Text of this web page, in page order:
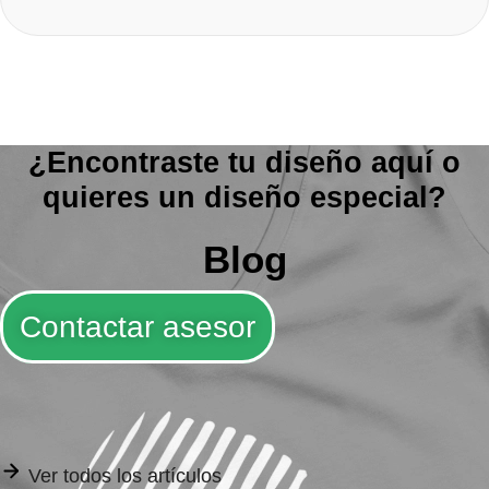
Seleccionar opciones
¿Encontraste tu diseño aquí o
quieres un diseño especial?
Blog
Contactar asesor
Ver todos los artículos